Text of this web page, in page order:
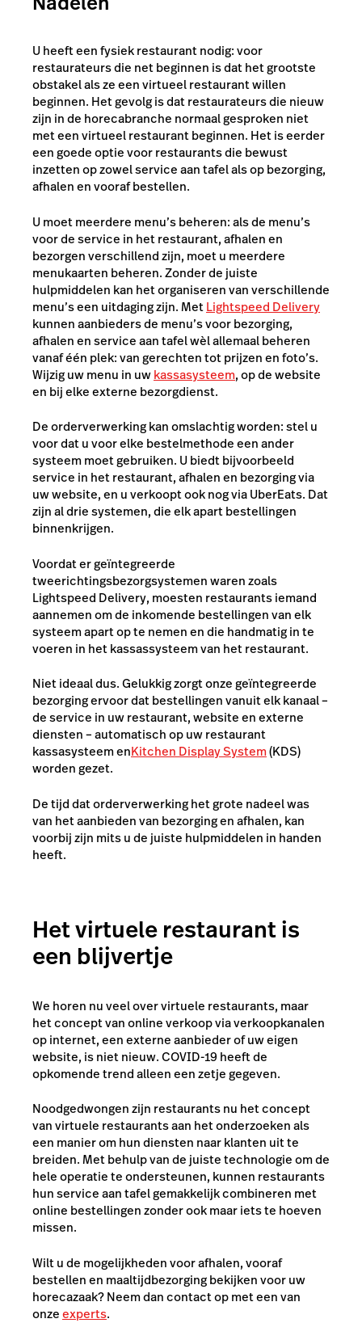
U heeft een fysiek restaurant nodig: voor
restaurateurs die net beginnen is dat het grootste
obstakel als ze een virtueel restaurant willen
beginnen. Het gevolg is dat restaurateurs die nieuw
zijn in de horecabranche normaal gesproken niet
met een virtueel restaurant beginnen. Het is eerder
een goede optie voor restaurants die bewust
inzetten op zowel service aan tafel als op bezorging,
afhalen en vooraf bestellen.
U moet meerdere menu’s beheren: als de menu’s
voor de service in het restaurant, afhalen en
bezorgen verschillend zijn, moet u meerdere
menukaarten beheren. Zonder de juiste
hulpmiddelen kan het organiseren van verschillende
menu’s een uitdaging zijn. MetLightspeed Delivery
kunnen aanbieders de menu’s voor bezorging,
afhalen en service aan tafel wèl allemaal beheren
vanaf één plek: van gerechten tot prijzen en foto’s.
Wijzig uw menu in uwkassasysteem, op de website
en bij elke externe bezorgdienst.
De orderverwerking kan omslachtig worden: stel u
voor dat u voor elke bestelmethode een ander
systeem moet gebruiken. U biedt bijvoorbeeld
service in het restaurant, afhalen en bezorging via
uw website, en u verkoopt ook nog via UberEats. Dat
zijn al drie systemen, die elk apart bestellingen
binnenkrijgen.
Voordat er geïntegreerde
tweerichtingsbezorgsystemen waren zoals
Lightspeed Delivery, moesten restaurants iemand
aannemen om de inkomende bestellingen van elk
systeem apart op te nemen en die handmatig in te
voeren in het kassassysteem van het restaurant.
Niet ideaal dus. Gelukkig zorgt onze geïntegreerde
bezorging ervoor dat bestellingen vanuit elk kanaal –
de service in uw restaurant, website en externe
diensten – automatisch op uw restaurant
kassasysteem enKitchen Display System(KDS)
worden gezet.
De tijd dat orderverwerking het grote nadeel was
van het aanbieden van bezorging en afhalen, kan
voorbij zijn mits u de juiste hulpmiddelen in handen
heeft.
Het virtuele restaurant is
een blijvertje
We horen nu veel over virtuele restaurants, maar
het concept van online verkoop via verkoopkanalen
op internet, een externe aanbieder of uw eigen
website, is niet nieuw. COVID-19 heeft de
opkomende trend alleen een zetje gegeven.
Noodgedwongen zijn restaurants nu het concept
van virtuele restaurants aan het onderzoeken als
een manier om hun diensten naar klanten uit te
breiden. Met behulp van de juiste technologie om de
hele operatie te ondersteunen, kunnen restaurants
hun service aan tafel gemakkelijk combineren met
online bestellingen zonder ook maar iets te hoeven
missen.
Wilt u de mogelijkheden voor afhalen, vooraf
bestellen en maaltijdbezorging bekijken voor uw
horecazaak?Neem dan contact op met een van
onzeexperts.